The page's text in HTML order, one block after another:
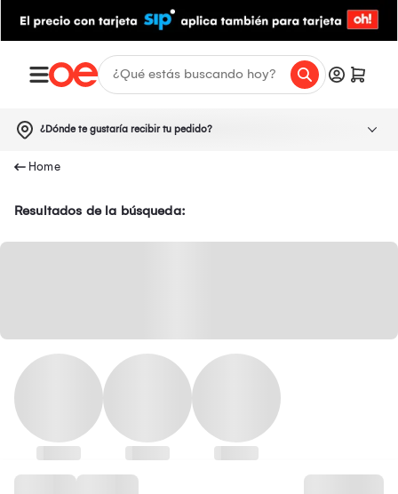
¿Dónde te gustaría recibir tu pedido?
Resultados de la búsqueda: